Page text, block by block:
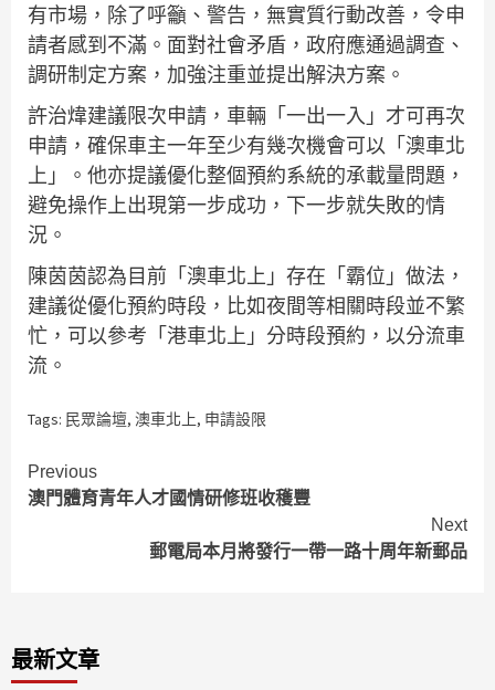
有市場，除了呼籲、警告，無實質行動改善，令申
請者感到不滿。面對社會矛盾，政府應通過調查、
調研制定方案，加強注重並提出解決方案。
許治煒建議限次申請，車輛「一出一入」才可再次
申請，確保車主一年至少有幾次機會可以「澳車北
上」。他亦提議優化整個預約系統的承載量問題，
避免操作上出現第一步成功，下一步就失敗的情
況。
陳茵茵認為目前「澳車北上」存在「霸位」做法，
建議從優化預約時段，比如夜間等相關時段並不繁
忙，可以參考「港車北上」分時段預約，以分流車
流。
Tags: 民眾論壇, 澳車北上, 申請設限
Continue
Reading
Previous
澳門體育青年人才國情研修班收穫豐
Next
郵電局本月將發行一帶一路十周年新郵品
最新文章